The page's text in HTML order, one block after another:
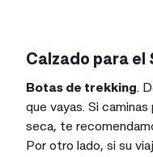
Calzado para el
Botas de trekking.
que vayas. Si
seca, te
Por otro lado, si su